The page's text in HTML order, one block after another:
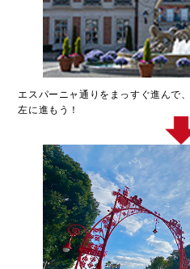
エスパーニャ通りをまっすぐ進んで
左に進もう！